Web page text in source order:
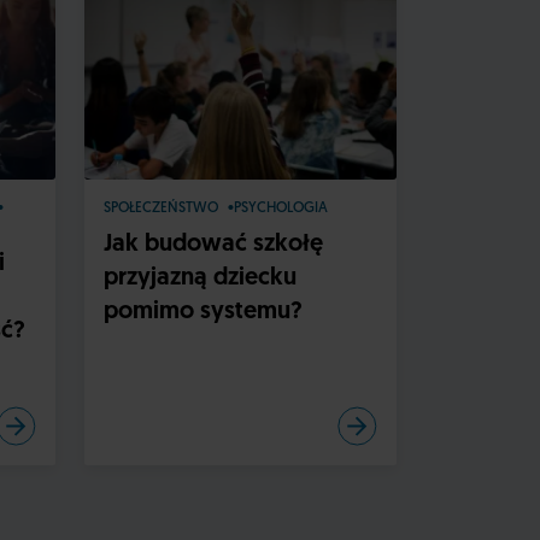
SPOŁECZEŃSTWO PSYCHOLOGIA
Jak budować szkołę
przyjazną dziecku
pomimo systemu?